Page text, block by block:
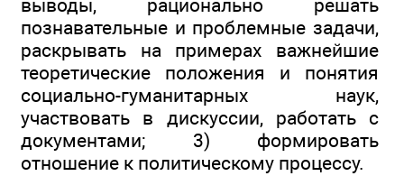
выводы, рационально решать
познавательные и проблемные задачи,
раскрывать на примерах важнейшие
теоретические положения и понятия
социально-гуманитарных наук,
участвовать в дискуссии, работать с
документами; 3) формировать
отношение к политическому процессу.